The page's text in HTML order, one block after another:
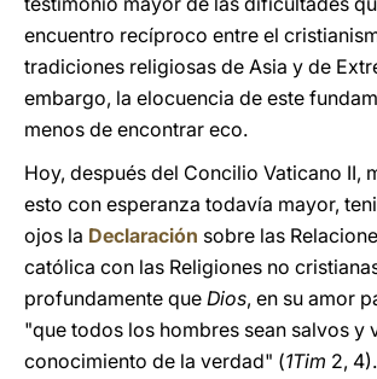
encuentro recíproco entre el
tradiciones religiosas de Asia y de
embargo, la elocuencia de este
menos de encontrar eco.
Hoy, después del Concilio Vaticano II,
esto con esperanza todavía mayor,
ojos la Declaración sobre las
católica con las Religiones no
profundamente que Dios, en su amor
"que todos los hombres sean salvos y
conocimiento de la verdad" (1Tim 2,